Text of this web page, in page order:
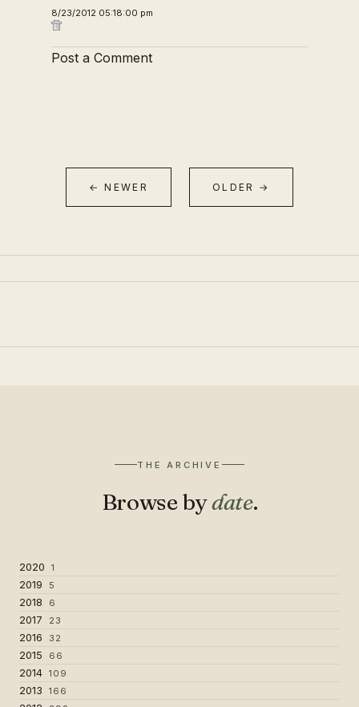
8/23/2012 05:18:00 pm
Post a Comment
← NEWER OLDER →
THE ARCHIVE
Browse bydate.
2020 1
2019 5
2018 6
2017 23
2016 32
2015 66
2014 109
2013 166